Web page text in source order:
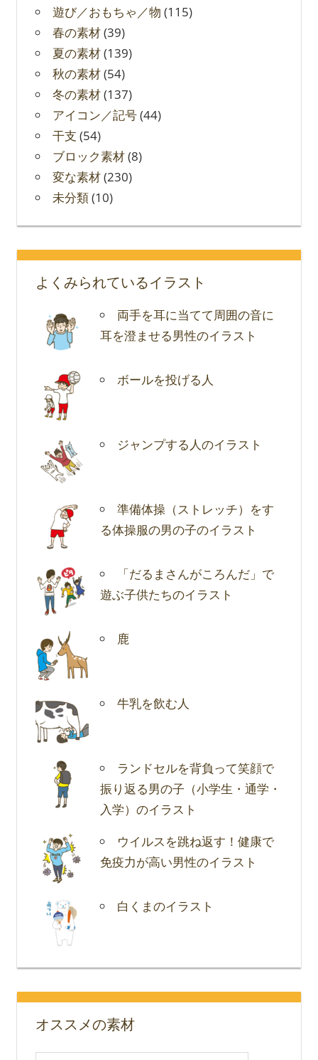
遊び／おもちゃ／物 (115)
春の素材(39)
夏の素材(139)
秋の素材(54)
冬の素材(137)
アイコン／記号(44)
干支 (54)
ブロック素材(8)
変な素材(230)
未分類(10)
よくみられているイラスト
両手を耳に当てて周囲の音に
耳を澄ませる男性のイラスト
ボールを投げる人
ジャンプする人のイラスト
準備体操（ストレッチ）をす
る体操服の男の子のイラスト
「だるまさんがころんだ」で
遊ぶ子供たちのイラスト
鹿
牛乳を飲む人
ランドセルを背負って笑顔で
振り返る男の子（小学生・通学・
入学）のイラスト
ウイルスを跳ね返す！健康で
免疫力が高い男性のイラスト
白くまのイラスト
オススメの素材